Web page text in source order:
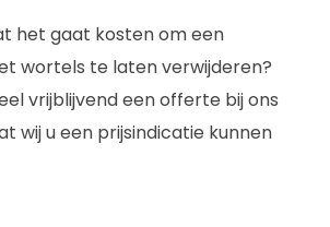
het gaat kosten om een
wortels te laten verwijderen?
vrijblijvend een offerte bij ons
wij u een prijsindicatie kunnen